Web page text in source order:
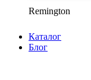
Remington
Каталог
Блог